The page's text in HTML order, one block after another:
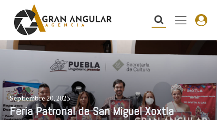
Septiembre 20, 2023
Feria Patronal de San Miguel Xoxtla